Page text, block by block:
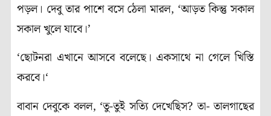
পড়ল। দেবু তার পাশে বসে ঠেলা মারল, ‘আড়ত কিন্তু সকাল
সকাল খুলে যাবে।’
‘ছোটনরা এখানে আসবে বলেছে। একসাথে না গেলে খিস্তি
করবে।‘
বাবান দেবুকে বলল, ‘তু-তুই সত্যি দেখেছিস? তা- তালগাছের